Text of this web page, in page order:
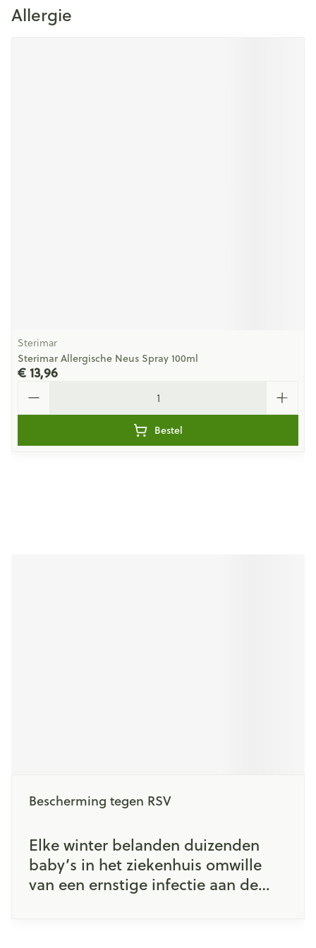
Allergie
Sterimar
Sterimar Allergische Neus Spray 100ml
€ 13,96
Bestel
Bescherming tegen RSV
Elke winter belanden duizenden
baby’s in het ziekenhuis omwille
van een ernstige infectie aan de